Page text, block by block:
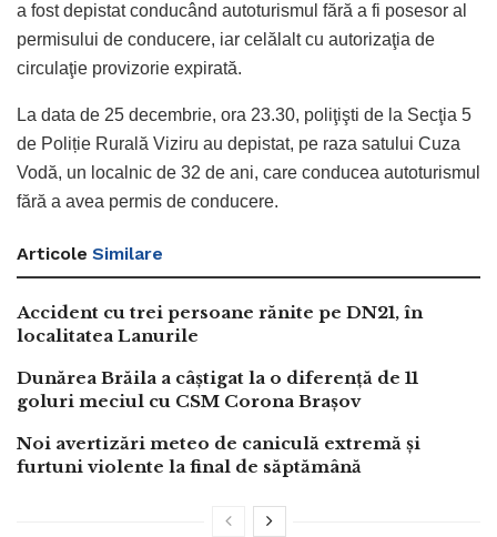
a fost depistat conducând autoturismul fără a fi posesor al
permisului de conducere, iar celălalt cu autorizaţia de
circulaţie provizorie expirată.
La data de 25 decembrie, ora 23.30, poliţişti de la Secţia 5
de Poliție Rurală Viziru au depistat, pe raza satului Cuza
Vodă, un localnic de 32 de ani, care conducea autoturismul
fără a avea permis de conducere.
Articole Similare
Accident cu trei persoane rănite pe DN21, în
localitatea Lanurile
Dunărea Brăila a câștigat la o diferență de 11
goluri meciul cu CSM Corona Brașov
Noi avertizări meteo de caniculă extremă și
furtuni violente la final de săptămână